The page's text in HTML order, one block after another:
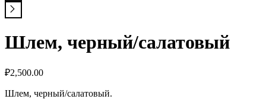
Шлем, черный/салатовый
₽2,500.00
Шлем, черный/салатовый.